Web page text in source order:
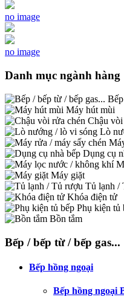
no image
no image
Danh mục ngành hàng
Máy hút mùi
Chậu
Lò
Dụng cụ
Máy giặt
Tủ lạnh /
Khóa điện tử
Phụ kiện tủ
Bồn tắm
Bếp / bếp từ / bếp gas...
Bếp hồng ngoại
Bếp hồng ngoại